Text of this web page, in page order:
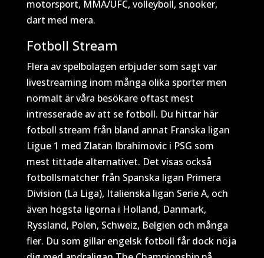
motorsport, MMA/UFC, volleyboll, snooker,
dart med mera.
Fotboll Stream
Flera av spelbolagen erbjuder som sagt var
livestreaming inom många olika sporter men
normalt är våra besökare oftast mest
intresserade av att se fotboll. Du hittar här
fotboll stream från bland annat Franska ligan
Ligue 1 med Zlatan Ibrahimovic i PSG som
mest tittade alternativet. Det visas också
fotbollsmatcher från Spanska ligan Primera
Division (La Liga), Italienska ligan Serie A, och
även högsta ligorna i Holland, Danmark,
Ryssland, Polen, Schweiz, Belgien och många
fler. Du som gillar engelsk fotboll får dock nöja